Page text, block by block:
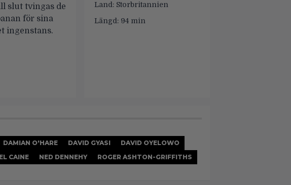
slut tvingas de
för sina
ingenstans.
Land: Storbritannien
Längd: 94 min
DAMIAN O'HARE DAVID GYASI
DAVID OYELOWO
CAINE NED DENNEHY ROGER ASHTON-GRIFFITHS